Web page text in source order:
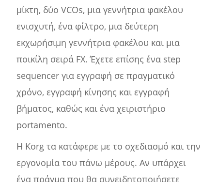
μίκτη, δύο VCOs, μια γεννήτρια φακέλου
ενισχυτή, ένα φίλτρο, μια δεύτερη
εκχωρήσιμη γεννήτρια φακέλου και μια
ποικίλη σειρά FX. Έχετε επίσης ένα step
sequencer για εγγραφή σε πραγματικό
χρόνο, εγγραφή κίνησης και εγγραφή
βήματος, καθώς και ένα χειριστήριο
portamento.
Η Korg τα κατάφερε με το σχεδιασμό και την
εργονομία του πάνω μέρους. Αν υπάρχει
ένα πράγμα που θα συνειδητοποιήσετε